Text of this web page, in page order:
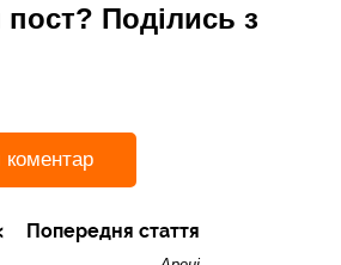
Поділись з
Попередня стаття